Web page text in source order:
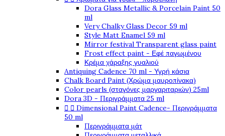
Dora Glass Metallic & Porcelain Paint 50
ml
Very Chalky Glass Decor 59 ml
Style Matt Enamel 59 ml
Mirror festival Transparent glass paint
Frost effect paint - Εφέ παγωμένου
Κρέμα χάραξης γυαλιού
Antiquing Cadence 70 ml - Υγρή κάσια
Chalk Board Paint (Χρώμα μαυροπίνακα)
Color pearls (σταγόνες μαργαριταριών) 25ml
Dora 3D - Περιγράμματα 25 ml
  Dimensional Paint Cadence- Περιγράμματα
50 ml
Περιγράμματα μάτ